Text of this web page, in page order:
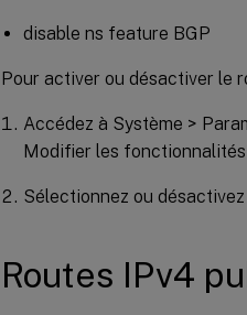
disable ns feature BGP
Pour activer ou désactiver le
Accédez à Système >
Modifier les fonctionnalités
Sélectionnez ou désactivez
Routes IPv4